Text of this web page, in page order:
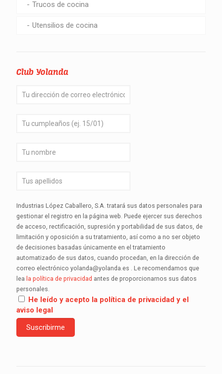
Trucos de cocina
Utensilios de cocina
Club Yolanda
Industrias López Caballero, S.A. tratará sus datos personales para
gestionar el registro en la página web. Puede ejercer sus derechos
de acceso, rectificación, supresión y portabilidad de sus datos, de
limitación y oposición a su tratamiento, así como a no ser objeto
de decisiones basadas únicamente en el tratamiento
automatizado de sus datos, cuando procedan, en la dirección de
correo electrónico yolanda@yolanda.es . Le recomendamos que
lea la política de privacidad antes de proporcionarnos sus datos
personales.
He leído y acepto la política de privacidad y el
aviso legal